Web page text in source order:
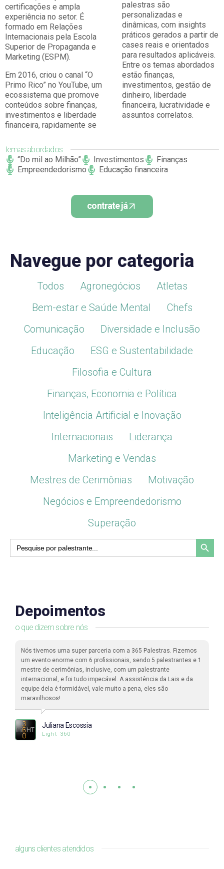
certificações e ampla
experiência no setor. É
formado em Relações
Internacionais pela Escola
Superior de Propaganda e
Marketing (ESPM).
Em 2016, criou o canal “O
Primo Rico” no YouTube, um
ecossistema que promove
conteúdos sobre finanças,
investimentos e liberdade
financeira, rapidamente se
palestras são
personalizadas e
dinâmicas, com insights
práticos gerados a partir de
cases reais e orientados
para resultados aplicáveis.
Entre os temas abordados
estão finanças,
investimentos, gestão de
dinheiro, liberdade
financeira, lucratividade e
assuntos correlatos.
temas abordados
“Do mil ao Milhão”
Investimentos
Finanças
Empreendedorismo
Educação financeira
contrate já
Navegue por categoria
Todos Agronegócios
Atletas
Bem-estar e Saúde Mental
Chefs
Comunicação
Diversidade e Inclusão
Educação
ESG e Sustentabilidade
Filosofia e Cultura
Finanças, Economia e Política
Inteligência Artificial e Inovação
Internacionais
Liderança
Marketing e Vendas
Mestres de Cerimônias
Motivação
Negócios e Empreendedorismo
Superação
Search
for:
Search Button
o que dizem sobre nós
Depoimentos
Nós tivemos uma super parceria com a 365 Palestras. Fizemos
um evento enorme com 6 profissionais, sendo 5 palestrantes e 1
mestre de cerimônias, inclusive, com um palestrante
internacional, e foi tudo impecável. A assistência da Lais e da
equipe dela é formidável, vale muito a pena, eles são
maravilhosos!
Juliana Escossia
Light 360
alguns clientes atendidos